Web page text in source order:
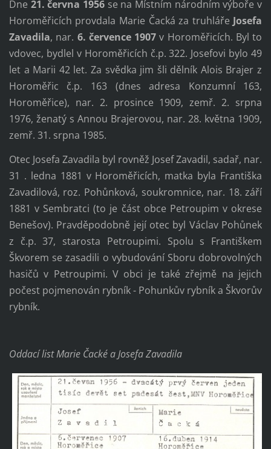
Dne 21. června 1956 se na Místním národním výboře v
Horoměřicích provdala Marie Čacká za truhláře Josefa
Zavadila, nar. 6. července 1907 v Horoměřicích. Byl to
vdovec, bydlel v Horoměřicích č.p. 322. Josefovi bylo 49
let a Marii 42 let. Za svědka jim šli dělník Alois Brajer z
Horoměřic č.p. 163 (dnes adresa Konzumní 163,
Horoměřice), nar. 2. prosince 1909, zemř. 2. srpna
1976, ženatý s Annou Brajerovou, nar. 28. května 1909,
zemř. 31. srpna 1985.
Otec Josefa Zavadila byl rovněž Josef Zavadil, sadař, nar.
31 . ledna 1881 v Horoměřicích, matka byla Františka
Zavadilová, roz. Pohůnková, soukromnice, nar. 18. září
1881 v Sembratci (to je část obce Petroupim v okrese
Benešov). Pravděpodobně její otec byl Václav Pohůnek
z č.p. 37, starosta Petroupimi. Spolu s Františkem
Škvorem se zasadili o vybudování Sboru dobrovolných
hasičů v Petroupimi. V obci je také zřejmě na jejich
počest pojmenován rybník - Pohunkův rybník a Škvorův
rybník.
Oddací list Marie Čacké a Josefa Zavadila